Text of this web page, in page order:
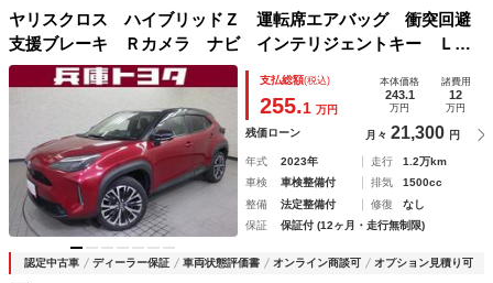
ヤリスクロス ハイブリッドＺ 運転席エアバッグ 衝突回避
支援ブレーキ Ｒカメラ ナビ インテリジェントキー ＬＥ
Ｄライト パワステ ドライブレコーダ オートクルーズ サ
イドエアバッグ 横滑り防止装置付き 盗難防止装置 アルミ
支払総額(税込)
255.1 万円
本体価格
243.1
万円
諸費用
12
万円
残価ローン 月々 21,300 円
年式 2023年 走行
1.2万km
車検
車検整備付 排気
1500cc
整備
法定整備付 修復
なし
保証
保証付 (12ヶ月・走行無制限)
認定中古車 ディーラー保証 車両状態評価書 オンライン商談可 オプション見積り可